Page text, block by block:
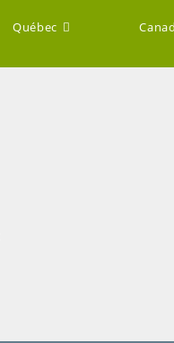
Québec